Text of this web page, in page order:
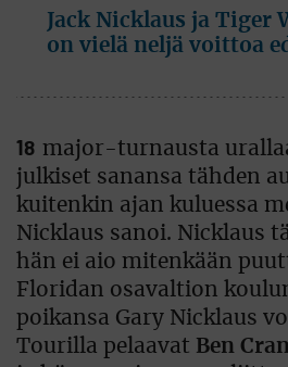
Jack Nicklaus ja
on vielä neljä voittoa
18 major-turnausta
julkiset sanansa tähden
kuitenkin ajan kuluessa
Nicklaus sanoi. Nicklaus
hän ei aio mitenkään
Floridan osavaltion
poikansa Gary Nicklaus
Tourilla pelaavat Ben